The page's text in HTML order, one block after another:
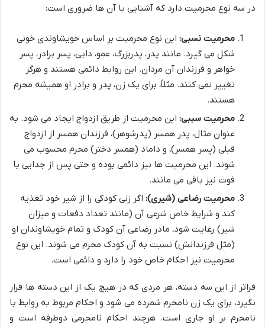
در سه نوع محرمیت دارد که آشنایی با آن ها ضروری است:
محرمیت نسبی: این نوع محرمیت بر اساس خویشاوندی خونی
شکل می گیرد. مانند پدر، پدربزرگ، عمو، دایی، پسر برادر، پسر
خواهر و فرزندان آن مردان. این روابط دائمی هستند و هرگز
تغییر نمی کنند. مثلاً، برای یک زن، پدر و برادر او همیشه محرم
هستند.
محرمیت سببی: این محرمیت از طریق ازدواج ایجاد می شود. به
عنوان مثال، پدر همسر (پدرشوهر)، فرزندان همسر از ازدواج
قبلی (پسر همسر)، و داماد (همسر دختر) محرم محسوب می
شوند. این محرمیت ها نیز دائمی بوده و حتی پس از جدایی یا
فوت نیز باقی می مانند.
محرمیت رضاعی (شیری): اگر زنی کودکی را از شیر خود تغذیه
کند و شرایط خاص شرعی آن (مانند تعداد دفعات و میزان
شیر) رعایت شود، مادر رضاعی آن کودک و تمام خویشاوندان او
(مثل فرزندانش) نسبت به آن کودک محرم می شوند. این نوع
محرمیت نیز احکام خاص خود را دارد و دائمی است.
فراتر از این سه دسته، هر مردی که در هیچ یک از این دسته ها قرار
نگیرد، برای یک زن نامحرم شمرده می شود و احکام مربوط به روابط با
نامحرم بر او جاری است. هرچند احکام نامحرمی دوطرفه است و